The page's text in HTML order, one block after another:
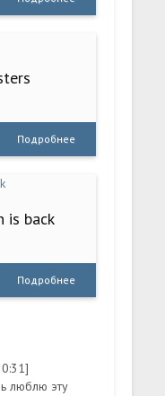
Подробнее
is back
Подробнее
люблю эту